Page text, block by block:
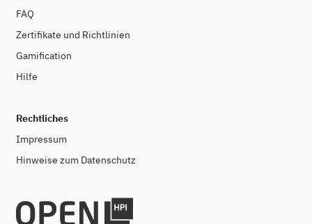
FAQ
Zertifikate und Richtlinien
Gamification
Hilfe
Rechtliches
Impressum
Hinweise zum Datenschutz